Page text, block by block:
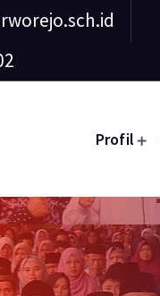
Profil